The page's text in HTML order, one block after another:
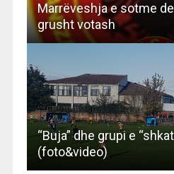
Marrëveshja e sotme
grusht votash
“Buja” dhe grupi e
(foto&video)